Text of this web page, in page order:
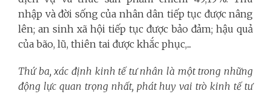
nhập và đời sống của nhân dân tiếp tục được nâng
lên; an sinh xã hội tiếp tục được bảo đảm; hậu quả
của bão, lũ, thiên tai được khắc phục,...
Thứ ba, xác định kinh tế tư nhân là một trong những
động lực quan trọng nhất, phát huy vai trò kinh tế tư